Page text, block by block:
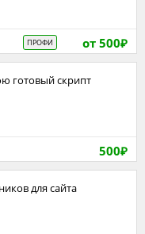
от 500₽
ПРОФИ
готовый скрипт
500₽
для сайта